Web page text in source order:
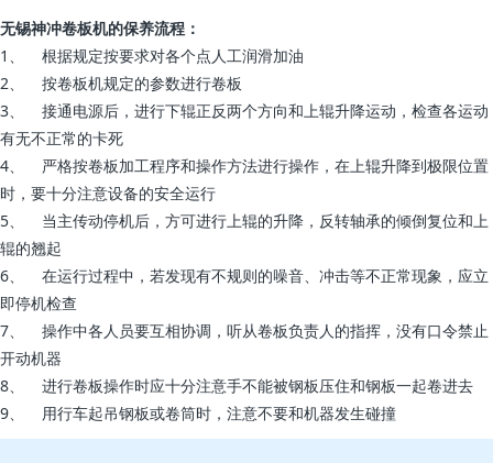
无锡神冲卷板机的保养流程：
1、 根据规定按要求对各个点人工润滑加油
2、 按卷板机规定的参数进行卷板
3、 接通电源后，进行下辊正反两个方向和上辊升降运动，检查各运动
有无不正常的卡死
4、 严格按卷板加工程序和操作方法进行操作，在上辊升降到极限位置
时，要十分注意设备的安全运行
5、 当主传动停机后，方可进行上辊的升降，反转轴承的倾倒复位和上
辊的翘起
6、 在运行过程中，若发现有不规则的噪音、冲击等不正常现象，应立
即停机检查
7、 操作中各人员要互相协调，听从卷板负责人的指挥，没有口令禁止
开动机器
8、 进行卷板操作时应十分注意手不能被钢板压住和钢板一起卷进去
9、 用行车起吊钢板或卷筒时，注意不要和机器发生碰撞